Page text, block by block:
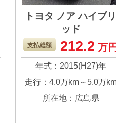
トヨタ ノア ハイブ
ッド
G
支払総額 212.2 万
年式：2015(H27)年
走行：4.0万km～5.0万
所在地：広島県